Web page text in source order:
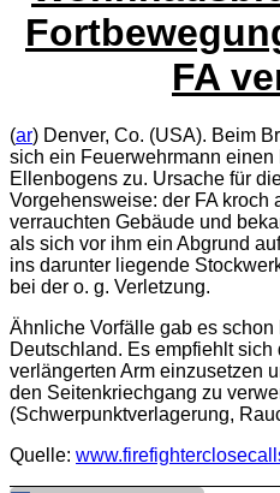
FA
(ar) Denver, Co. (USA). Beim
sich ein Feuerwehrmann einen
Ellenbogens zu. Ursache für
Vorgehensweise: der FA kroch
verrauchten Gebäude und
als sich vor ihm ein Abgrund
ins darunter liegende
bei der o. g. Verletzung.
Ähnliche Vorfälle gab es schon
Deutschland. Es empfiehlt sich
verlängerten Arm einzusetzen
den Seitenkriechgang zu
(Schwerpunktverlagerung,
Quelle: